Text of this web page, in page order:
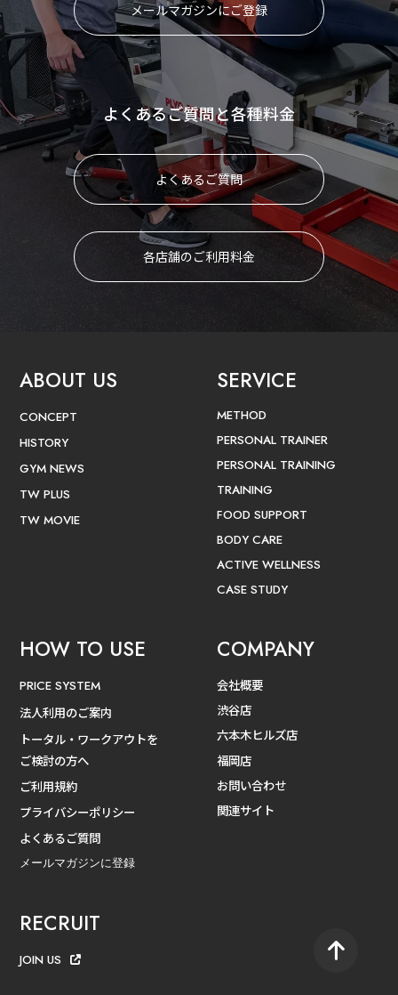
メールマガジンにご登録
よくあるご質問と各種料金
よくあるご質問
各店舗のご利用料金
ABOUT US
CONCEPT
HISTORY
GYM NEWS
TW PLUS
TW MOVIE
SERVICE
METHOD
PERSONAL TRAINER
PERSONAL TRAINING
TRAINING
FOOD SUPPORT
BODY CARE
ACTIVE WELLNESS
CASE STUDY
HOW TO USE
PRICE SYSTEM
法人利用のご案内
トータル・ワークアウトを
ご検討の方へ
ご利用規約
プライバシーポリシー
よくあるご質問
メールマガジンに登録
COMPANY
会社概要
渋谷店
六本木ヒルズ店
福岡店
お問い合わせ
関連サイト
RECRUIT
JOIN US